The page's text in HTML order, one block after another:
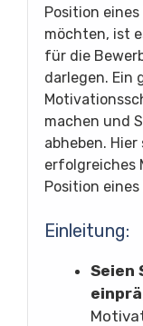
Position
möchten, ist
für die
darlegen. Ein
machen und
abheben.
erfolgreiches
Position
Einleitung:
Seien